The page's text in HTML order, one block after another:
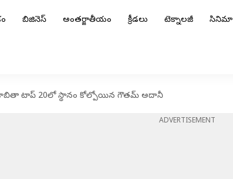
బిజినెస్ అంతర్జాతీయం క్రీడలు టెక్నాలజీ సినిమా
జాబితా టాప్ 20లో స్థానం కోల్పోయిన గౌతమ్ అదానీ
ADVERTISEMENT